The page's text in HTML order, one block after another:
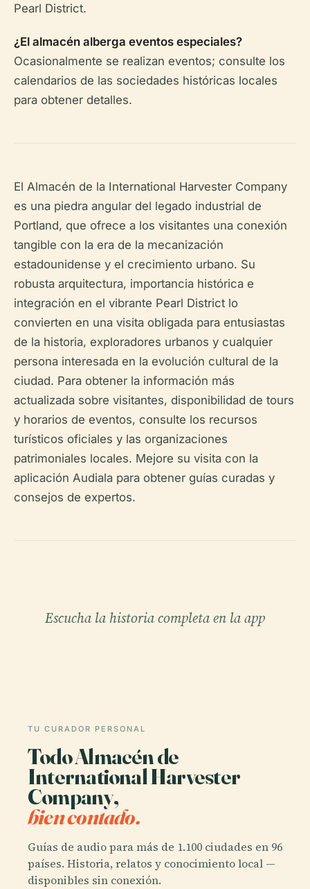
Pearl District.
¿El almacén alberga eventos especiales?
Ocasionalmente se realizan eventos; consulte los
calendarios de las sociedades históricas locales
para obtener detalles.
El Almacén de la International Harvester Company
es una piedra angular del legado industrial de
Portland, que ofrece a los visitantes una conexión
tangible con la era de la mecanización
estadounidense y el crecimiento urbano. Su
robusta arquitectura, importancia histórica e
integración en el vibrante Pearl District lo
convierten en una visita obligada para entusiastas
de la historia, exploradores urbanos y cualquier
persona interesada en la evolución cultural de la
ciudad. Para obtener la información más
actualizada sobre visitantes, disponibilidad de tours
y horarios de eventos, consulte los recursos
turísticos oficiales y las organizaciones
patrimoniales locales. Mejore su visita con la
aplicación Audiala para obtener guías curadas y
consejos de expertos.
Escucha la historia completa en la app
TU CURADOR PERSONAL
Todo Almacén de
International Harvester
Company,
bien contado.
Guías de audio para más de 1.100 ciudades en 96
países. Historia, relatos y conocimiento local —
disponibles sin conexión.